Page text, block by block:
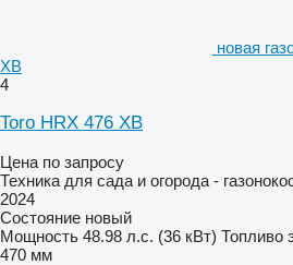
новая
XB
4
Toro HRX 476 XB
Цена по запросу
Техника для сада и огорода -
2024
Состояние новый
Мощность 48.98 л.с. (36 кВт) Топливо
470 мм